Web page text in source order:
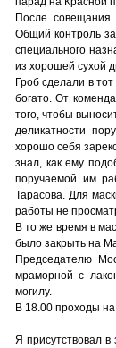
После совещания
Общий контроль
специального
из хорошей сухой
Гроб сделали в
богато. От
того, чтобы
деликатности
хорошо себя
знал, как ему
поручаемой им
Тарасова. Для
работы не
В то же время в
было закрыть на
Председателю
мраморной с
могилу.
В 18.00 проходы
Я присутствовал в